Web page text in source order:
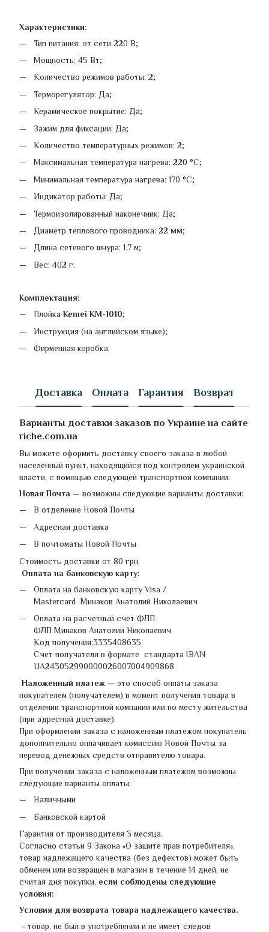
Характеристики:
Тип питания: от сети 220 В;
Мощность: 45 Вт;
Количество режимов работы: 2;
Терморегулятор: Да;
Керамическое покрытие: Да;
Зажим для фиксации: Да;
Количество температурных режимов: 2;
Максимальная температура нагрева: 220 °C;
Минимальная температура нагрева: 170 °C;
Индикатор работы: Да;
Термоизолированный наконечник: Да;
Диаметр теплового проводника: 22 мм;
Длина сетевого шнура: 1.7 м;
Вес: 402 г.
Комплектация:
Плойка Kemei KM-1010;
Инструкция (на английском языке);
Фирменная коробка.
Доставка Оплата Гарантия Возврат
Варианты доставки заказов по Украине на сайте
riche.com.ua
Вы можете оформить доставку своего заказа в любой
населённый пункт, находящийся под контролем украинской
власти, с помощью следующей транспортной компании:
Новая Почта — возможны следующие варианты доставки:
В отделение Новой Почты
Адресная доставка
В почтоматы Новой Почты
Стоимость доставки от 80 грн.
Оплата на банковскую карту:
Оплата на банковскую карту Visa /
Mastercard Минаков Анатолий Николаевич
Оплата на расчетный счет ФЛП
ФЛП Минаков Анатолий Николаевич
Код получения:3335408635
Счет получателя в формате стандарта IBAN
UA243052990000026007004909868
Наложенный платеж — это способ оплаты заказа
покупателем (получателем) в момент получения товара в
отделении транспортной компании или по месту жительства
(при адресной доставке).
При оформлении заказа с наложенным платежом покупатель
дополнительно оплачивает комиссию Новой Почты за
перевод денежных средств отправителю товара.
При получении заказа с наложенным платежом возможны
следующие варианты оплаты:
Наличными
Банковской картой
Гарантия от производителя 3 месяца.
Согласно статьи 9 Закона «О защите прав потребителя»,
товар надлежащего качества (без дефектов) может быть
обменен или возвращен в магазин в течение 14 дней, не
считая дня покупки, если соблюдены следующие
условия:
Условия для возврата товара надлежащего качества.
- товар, не был в употреблении и не имеет следов